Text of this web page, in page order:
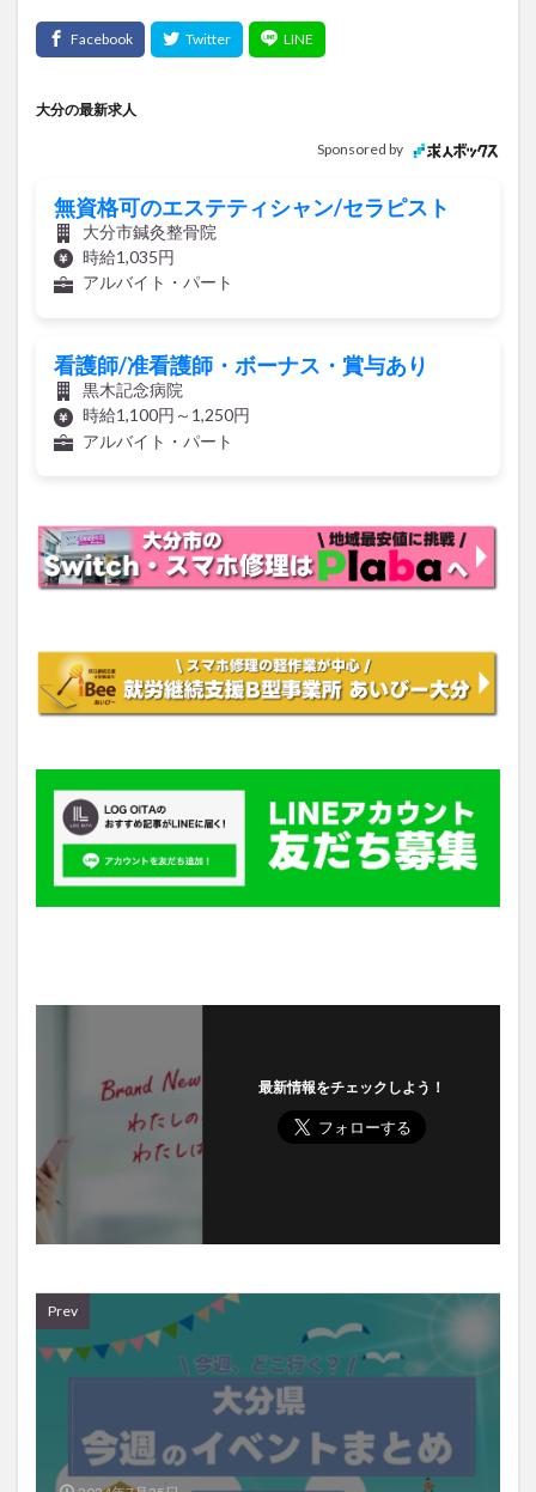
大分の最新求人
Sponsored by
無資格可のエステティシャン/セラピスト
大分市鍼灸整骨院
時給1,035円
アルバイト・パート
看護師/准看護師・ボーナス・賞与あり
黒木記念病院
時給1,100円～1,250円
アルバイト・パート
最新情報をチェックしよう！
Prev